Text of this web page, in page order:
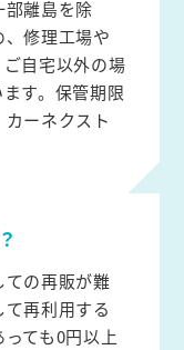
部離島を除
修理工場や
自宅以外の場
す。保管期限
ーネクスト
ての再販が難
再利用する
ても0円以上